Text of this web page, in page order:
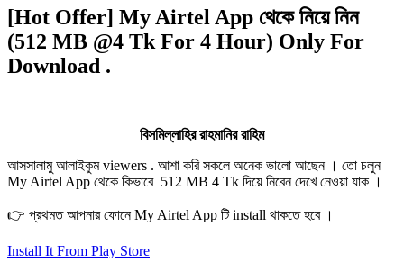
[Hot Offer] My Airtel App থেকে নিয়ে নিন
(512 MB @4 Tk For 4 Hour) Only For
Download .
বিসমিল্লাহির রাহমানির রাহিম
আসসালামু আলাইকুম viewers . আশা করি সকলে অনেক ভালো আছেন । তো চলুন
My Airtel App থেকে কিভাবে 512 MB 4 Tk দিয়ে নিবেন দেখে নেওয়া যাক ।
👉 প্রথমত আপনার ফোনে My Airtel App টি install থাকতে হবে ।
Install It From Play Store